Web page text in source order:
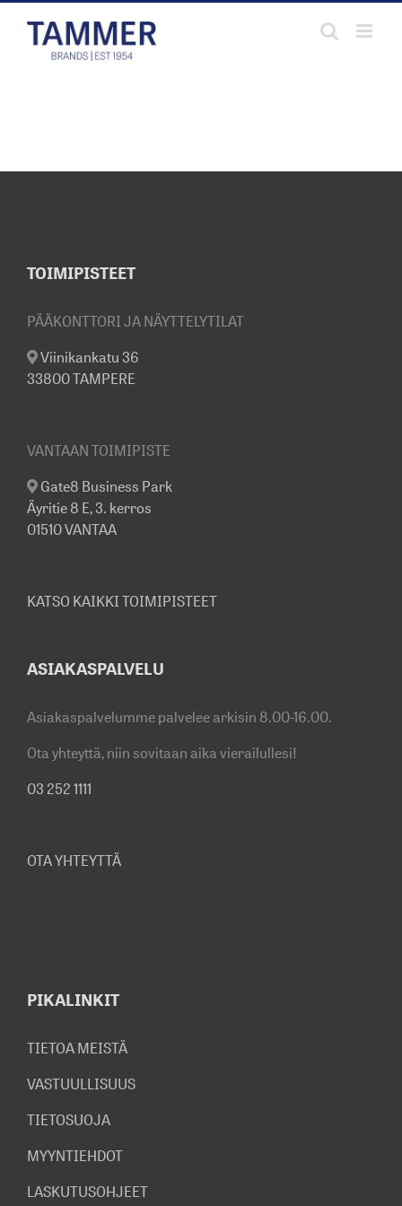
TOIMIPISTEET
PÄÄKONTTORI JA NÄYTTELYTILAT
Viinikankatu 36
33800 TAMPERE
VANTAAN TOIMIPISTE
Gate8 Business Park
Äyritie 8 E, 3. kerros
01510 VANTAA
KATSO KAIKKI TOIMIPISTEET
ASIAKASPALVELU
Asiakaspalvelumme palvelee arkisin 8.00-16.00.
Ota yhteyttä, niin sovitaan aika vierailullesi!
03 252 1111
OTA YHTEYTTÄ
PIKALINKIT
TIETOA MEISTÄ
VASTUULLISUUS
TIETOSUOJA
MYYNTIEHDOT
LASKUTUSOHJEET